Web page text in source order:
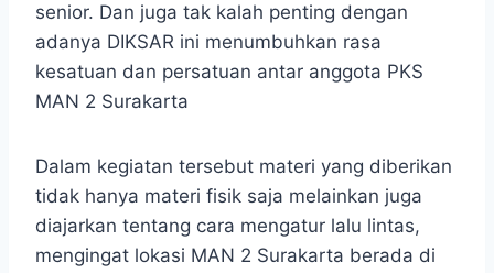
senior. Dan juga tak kalah penting dengan
adanya DIKSAR ini menumbuhkan rasa
kesatuan dan persatuan antar anggota PKS
MAN 2 Surakarta
Dalam kegiatan tersebut materi yang diberikan
tidak hanya materi fisik saja melainkan juga
diajarkan tentang cara mengatur lalu lintas,
mengingat lokasi MAN 2 Surakarta berada di